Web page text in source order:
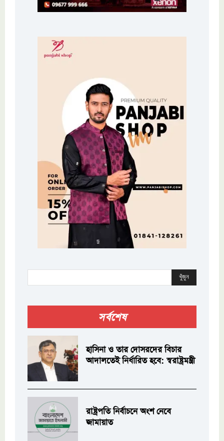
খুঁজুন
সর্বশেষ
হাসিনা ও তার দোসরদের বিচার
আদালতেই নির্ধারিত হবে: স্বরাষ্ট্রমন্ত্রী
রাষ্ট্রপতি নির্বাচনে অংশ নেবে
জামায়াত